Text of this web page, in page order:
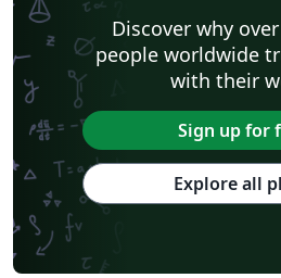
Discover why
people worldwide
with their
Sign up for
Explore all